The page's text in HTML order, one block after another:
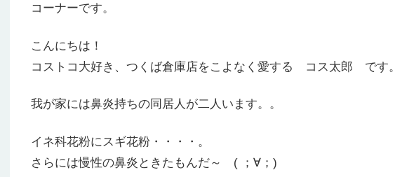
コーナーです。
こんにちは！
コストコ大好き、つくば倉庫店をこよなく愛する コス太郎 です。
我が家には鼻炎持ちの同居人が二人います。。
イネ科花粉にスギ花粉・・・・。
さらには慢性の鼻炎ときたもんだ～ ( ；∀；)